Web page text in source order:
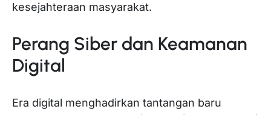
kesejahteraan masyarakat.
Perang Siber dan Keamanan
Digital
Era digital menghadirkan tantangan baru